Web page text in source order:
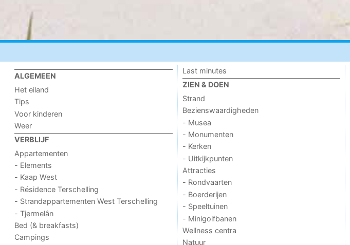
ALGEMEEN
Het eiland
Tips
Voor kinderen
Weer
VERBLIJF
Appartementen
- Elements
- Kaap West
- Résidence Terschelling
- Strandappartementen West Terschelling
- Tjermelân
Bed (& breakfasts)
Campings
Last minutes
ZIEN & DOEN
Strand
Bezienswaardigheden
- Musea
- Monumenten
- Kerken
- Uitkijkpunten
Attracties
- Rondvaarten
- Boerderijen
- Speeltuinen
- Minigolfbanen
Wellness centra
Natuur